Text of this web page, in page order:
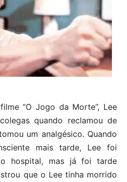
“O Jogo da Morte”, Lee
quando reclamou de
um analgésico. Quando
mais tarde, Lee foi
hospital, mas já foi tarde
que o Lee tinha morrido